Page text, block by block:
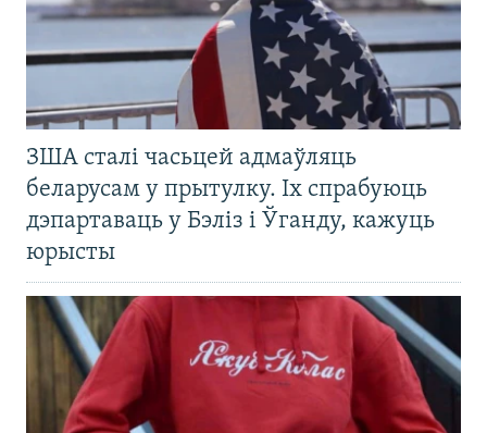
ЗША сталі часьцей адмаўляць
беларусам у прытулку. Іх спрабуюць
дэпартаваць у Бэліз і Ўганду, кажуць
юрысты